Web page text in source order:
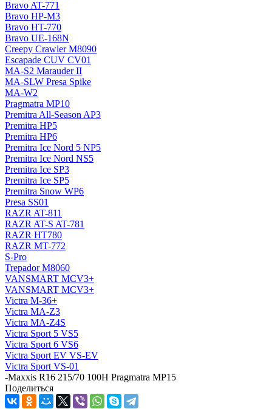
Bravo AT-771
Bravo HP-M3
Bravo HT-770
Bravo UE-168N
Creepy Crawler M8090
Escapade CUV CV01
MA-S2 Marauder II
MA-SLW Presa Spike
MA-W2
Pragmatra MP10
Premitra All-Season AP3
Premitra HP5
Premitra HP6
Premitra Ice Nord 5 NP5
Premitra Ice Nord NS5
Premitra Ice SP3
Premitra Ice SP5
Premitra Snow WP6
Presa SS01
RAZR AT-811
RAZR AT-S AT-781
RAZR HT780
RAZR MT-772
S-Pro
Trepador M8060
VANSMART MCV3+
VANSMART MCV3+
Victra M-36+
Victra MA-Z3
Victra MA-Z4S
Victra Sport 5 VS5
Victra Sport 6 VS6
Victra Sport EV VS-EV
Victra Sport VS-01
-Maxxis R16 215/70 100H Pragmatra MP15
Поделиться